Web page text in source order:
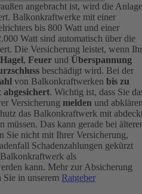
angebracht ist, wird die Anlage
Balkonkraftwerke mit einer
bis 800 Watt und einer
Watt sind automatisch über die
Die Versicherung leistet, wenn Ihr
Hagel, Feuer und Überspannung
beschädigt wird. Bei der
von Balkonkraftwerken bis zu
abgesichert. Wichtig ist, dass Sie
Versicherung melden und
das Balkonkraftwerk mit
müssen. Das kann gerade bei
Sie nicht mit Ihrer Versicherung,
Schadenzahlungen gekürzt
als
kann. Mehr zur Absicherung
in unserem Ratgeber